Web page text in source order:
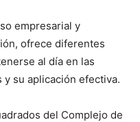
empresarial y
ofrece diferentes
al día en las
su aplicación efectiva.
del Complejo de